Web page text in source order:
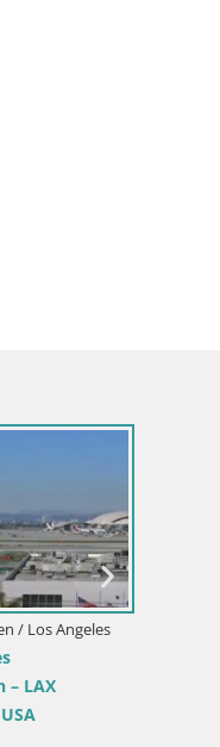
/ Los Angeles
– Los Angeles